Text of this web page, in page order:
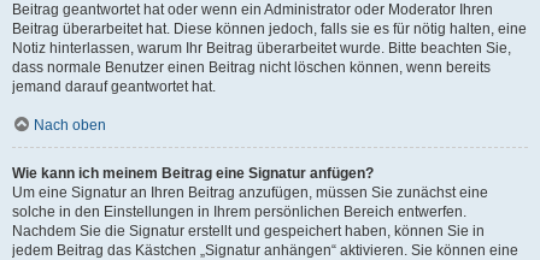
Beitrag geantwortet hat oder wenn ein Administrator oder Moderator Ihren
Beitrag überarbeitet hat. Diese können jedoch, falls sie es für nötig halten, eine
Notiz hinterlassen, warum Ihr Beitrag überarbeitet wurde. Bitte beachten Sie,
dass normale Benutzer einen Beitrag nicht löschen können, wenn bereits
jemand darauf geantwortet hat.
Nach oben
Wie kann ich meinem Beitrag eine Signatur anfügen?
Um eine Signatur an Ihren Beitrag anzufügen, müssen Sie zunächst eine
solche in den Einstellungen in Ihrem persönlichen Bereich entwerfen.
Nachdem Sie die Signatur erstellt und gespeichert haben, können Sie in
jedem Beitrag das Kästchen „Signatur anhängen“ aktivieren. Sie können eine